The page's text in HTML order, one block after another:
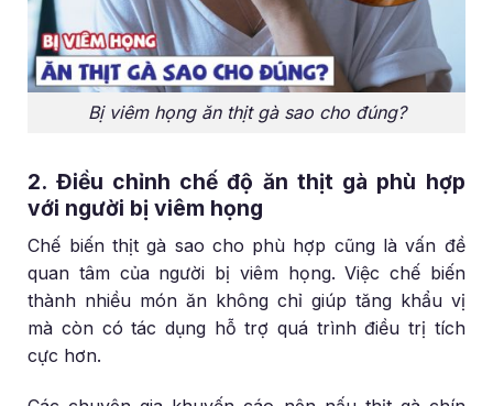
Bị viêm họng ăn thịt gà sao cho đúng?
2. Điều chỉnh chế độ ăn thịt gà phù hợp
với người bị viêm họng
Chế biến thịt gà sao cho phù hợp cũng là vấn đề
quan tâm của người bị viêm họng. Việc chế biến
thành nhiều món ăn không chỉ giúp tăng khẩu vị
mà còn có tác dụng hỗ trợ quá trình điều trị tích
cực hơn.